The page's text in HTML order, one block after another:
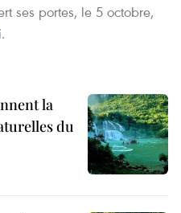
ses portes, le 5 octobre,
la
du